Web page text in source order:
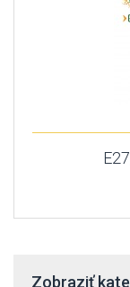
Zobraziť